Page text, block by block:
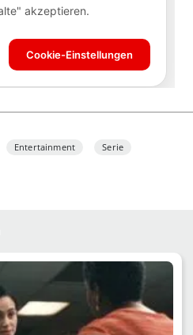
Entertainment Serie